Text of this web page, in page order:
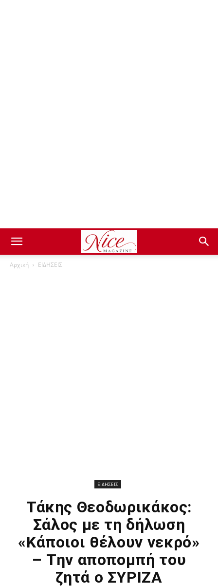
Αρχική ΕΙΔΗΣΕΙΣ
ΕΙΔΗΣΕΙΣ
Τάκης Θεοδωρικάκος:
Σάλος με τη δήλωση
«Κάποιοι θέλουν νεκρό»
– Την αποπομπή του
ζητά ο ΣΥΡΙΖΑ